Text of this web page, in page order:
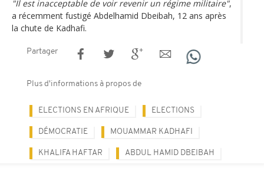
"Il est inacceptable de voir revenir un régime militaire",
a récemment fustigé Abdelhamid Dbeibah, 12 ans après
la chute de Kadhafi.
Partager
Plus d'informations à propos de
ELECTIONS EN AFRIQUE ELECTIONS
DÉMOCRATIE MOUAMMAR KADHAFI
KHALIFA HAFTAR ABDUL HAMID DBEIBAH